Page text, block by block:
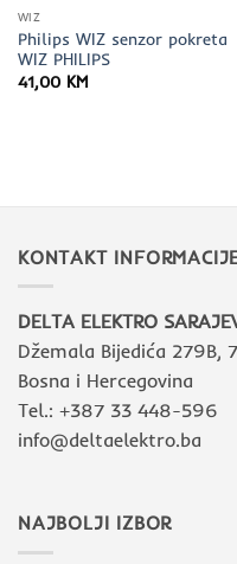
WIZ
Philips WIZ senzor pokreta
WIZ PHILIPS
41,00 KM
KONTAKT
DELTA ELEKTRO
Džemala Bijedića 279B,
Bosna i Hercegovina
Tel.: +387 33 448-596
info@deltaelektro.ba
NAJBOLJI IZBOR